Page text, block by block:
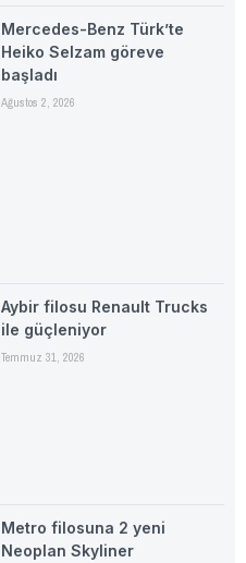
Mercedes-Benz Türk’te
Heiko Selzam göreve
başladı
Ağustos 2, 2026
Aybir filosu Renault Trucks
ile güçleniyor
Temmuz 31, 2026
Metro filosuna 2 yeni
Neoplan Skyliner